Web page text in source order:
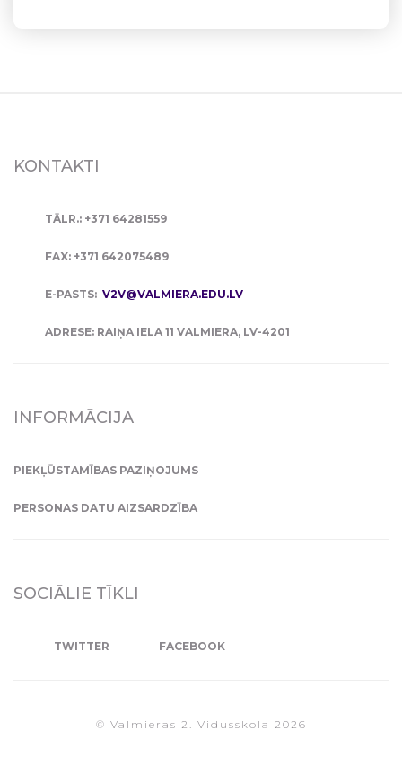
KONTAKTI
TĀLR.: +371 64281559
FAX: +371 642075489
E-PASTS: V2V@VALMIERA.EDU.LV
ADRESE: RAIŅA IELA 11 VALMIERA, LV-4201
INFORMĀCIJA
PIEKĻŪSTAMĪBAS PAZIŅOJUMS
PERSONAS DATU AIZSARDZĪBA
SOCIĀLIE TĪKLI
TWITTER FACEBOOK
© Valmieras 2. Vidusskola 2026